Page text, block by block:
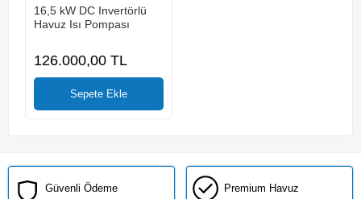
16,5 kW DC Invertörlü
Havuz Isı Pompası
126.000,00 TL
Güvenli Ödeme Premium Havuz